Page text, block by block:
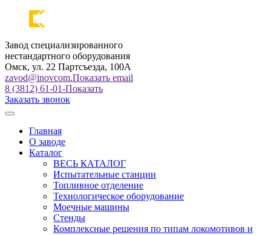
Завод специализированного
нестандартного оборудования
Омск, ул. 22 Партсъезда, 100А
zavod@inovcom.Показать email
8 (3812) 61-01-Показать
Заказать звонок
Главная
О заводе
Каталог
ВЕСЬ КАТАЛОГ
Испытательные станции
Топливное отделение
Технологическое оборудование
Моечные машины
Стенды
Комплексные решения по типам локомотивов и